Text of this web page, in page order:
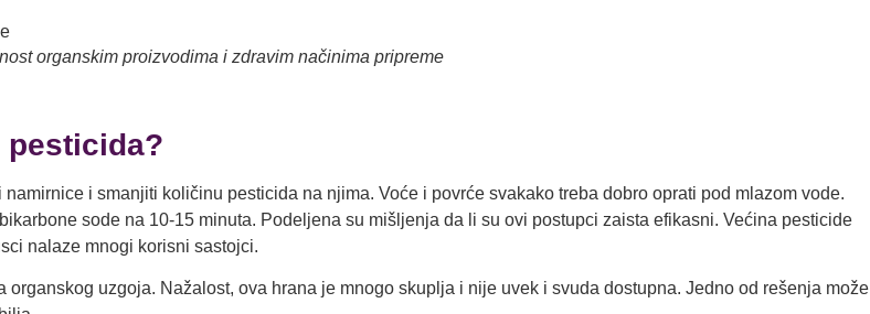
organskim proizvodima i zdravim načinima pripreme
i smanjiti količinu pesticida na njima. Voće i povrće svakako treba dobro oprati pod mlazom vode.
sode na 10-15 minuta. Podeljena su mišljenja da li su ovi postupci zaista efikasni. Većina pesticide
nalaze mnogi korisni sastojci.
uzgoja. Nažalost, ova hrana je mnogo skuplja i nije uvek i svuda dostupna. Jedno od rešenja može